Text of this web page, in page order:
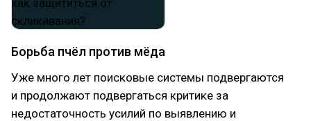
Борьба пчёл против мёда
Уже много лет поисковые системы подвергаются
и продолжают подвергаться критике за
недостаточность усилий по выявлению и